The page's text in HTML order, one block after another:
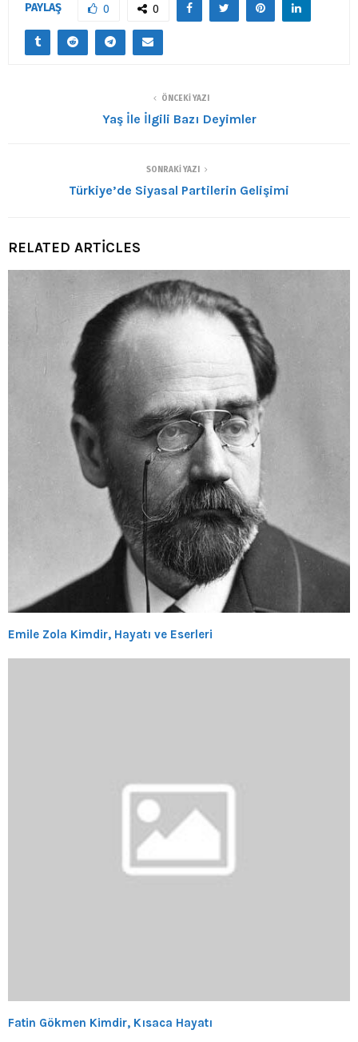
PAYLAŞ 0 0
ÖNCEKI YAZI
Yaş İle İlgili Bazı Deyimler
SONRAKI YAZI
Türkiye’de Siyasal Partilerin Gelişimi
RELATED ARTICLES
Emile Zola Kimdir, Hayatı ve Eserleri
Fatin Gökmen Kimdir, Kısaca Hayatı